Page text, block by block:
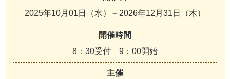
2025年10月01日（水）～2026年12月31日（木）
開催時間
8：30受付 9：00開始
主催